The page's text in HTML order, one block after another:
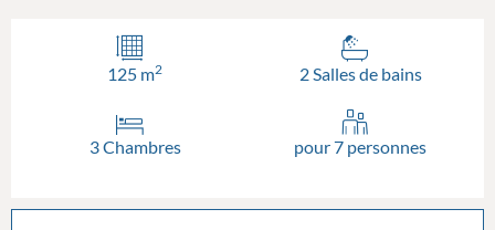
125 m2 2 Salles de bains
3 Chambres pour 7 personnes